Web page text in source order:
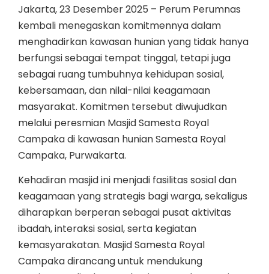
Jakarta, 23 Desember 2025 – Perum Perumnas
kembali menegaskan komitmennya dalam
menghadirkan kawasan hunian yang tidak hanya
berfungsi sebagai tempat tinggal, tetapi juga
sebagai ruang tumbuhnya kehidupan sosial,
kebersamaan, dan nilai-nilai keagamaan
masyarakat. Komitmen tersebut diwujudkan
melalui peresmian Masjid Samesta Royal
Campaka di kawasan hunian Samesta Royal
Campaka, Purwakarta.
Kehadiran masjid ini menjadi fasilitas sosial dan
keagamaan yang strategis bagi warga, sekaligus
diharapkan berperan sebagai pusat aktivitas
ibadah, interaksi sosial, serta kegiatan
kemasyarakatan. Masjid Samesta Royal
Campaka dirancang untuk mendukung